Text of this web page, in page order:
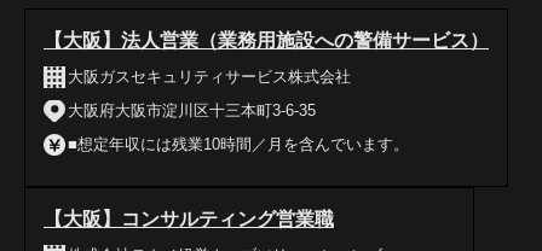
【大阪】法人営業（業務用施設への警備サービス）
大阪ガスセキュリティサービス株式会社
大阪府大阪市淀川区十三本町3-6-35
■想定年収には残業10時間／月を含んでいます。
【大阪】コンサルティング営業職